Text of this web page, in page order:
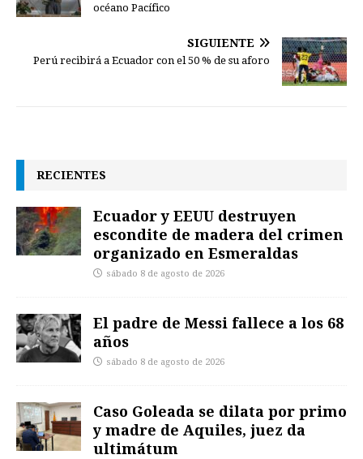
océano Pacífico
SIGUIENTE
Perú recibirá a Ecuador con el 50 % de su aforo
RECIENTES
Ecuador y EEUU destruyen
escondite de madera del crimen
organizado en Esmeraldas
sábado 8 de agosto de 2026
El padre de Messi fallece a los 68
años
sábado 8 de agosto de 2026
Caso Goleada se dilata por primo
y madre de Aquiles, juez da
ultimátum